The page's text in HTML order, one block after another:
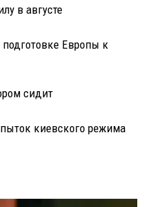
в августе
Европы к
сидит
киевского режима